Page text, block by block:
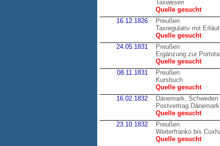
Taxwesen
Quelle gesucht
16.12.1826
Preußen
Taxregulativ mit
Quelle gesucht
24.05.1831
Preußen
Ergänzung zur
Quelle gesucht
08.11.1831
Preußen
Kursbuch
Quelle gesucht
16.02.1832
Dänemark, Schweden
Postvertrag
Quelle gesucht
23.10.1832
Preußen
Weiterfranko bis
Quelle gesucht